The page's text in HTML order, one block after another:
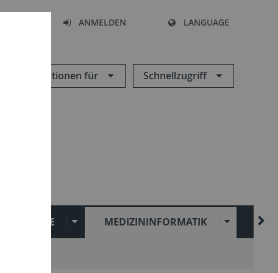
ANMELDEN LANGUAGE
Informationen für Schnellzugriff
ANGEBOTE MEDIZININFORMATIK ZDV